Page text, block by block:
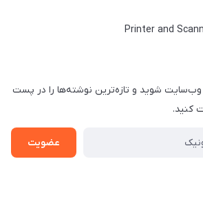
وب‌سایت شوید و تازه‌ترین نوشته‌ها را در پست
کنید.
عضویت